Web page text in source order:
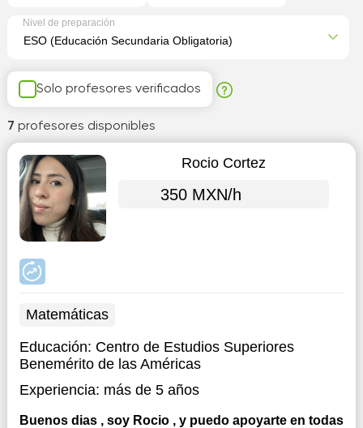
Solo profesores verificados
7 profesores disponibles
Rocio Cortez
350 MXN/h
Matemáticas
Educación: Centro de Estudios Superiores
Benemérito de las Américas
Experiencia: más de 5 años
Buenos dias , soy Rocio , y puedo apoyarte en todas
Nivel de preparación